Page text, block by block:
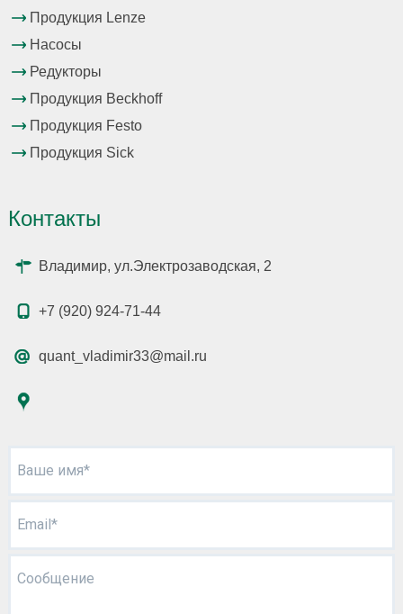
Продукция Lenze
Насосы
Редукторы
Продукция Beckhoff
Продукция Festo
Продукция Sick
Контакты
Владимир, ул.Электрозаводская, 2
+7 (920) 924-71-44
quant_vladimir33@mail.ru
Ваше имя*
Email*
Сообщение